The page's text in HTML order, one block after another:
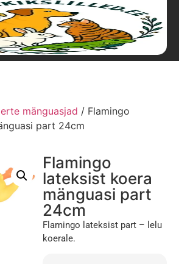
mänguasjad / Flamingo
part 24cm
Flamingo
lateksist koera
mänguasi part
24cm
Flamingo lateksist part – lelu
koerale.